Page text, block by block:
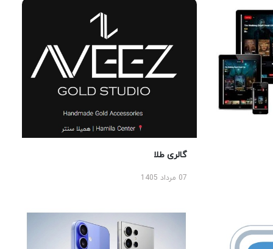
گالری طلا
07 مرداد 1405